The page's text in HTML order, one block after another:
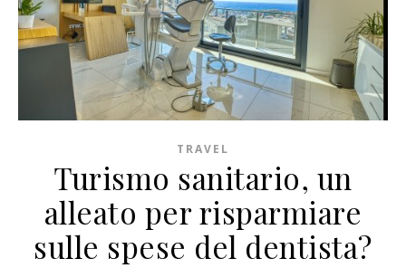
TRAVEL
Turismo sanitario, un
alleato per risparmiare
sulle spese del dentista?